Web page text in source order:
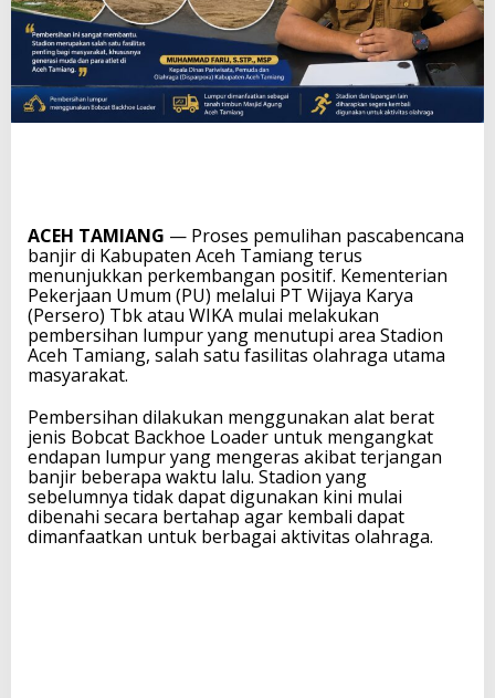
ACEH TAMIANG — Proses pemulihan pascabencana
banjir di Kabupaten Aceh Tamiang terus
menunjukkan perkembangan positif. Kementerian
Pekerjaan Umum (PU) melalui PT Wijaya Karya
(Persero) Tbk atau WIKA mulai melakukan
pembersihan lumpur yang menutupi area Stadion
Aceh Tamiang, salah satu fasilitas olahraga utama
masyarakat.
Pembersihan dilakukan menggunakan alat berat
jenis Bobcat Backhoe Loader untuk mengangkat
endapan lumpur yang mengeras akibat terjangan
banjir beberapa waktu lalu. Stadion yang
sebelumnya tidak dapat digunakan kini mulai
dibenahi secara bertahap agar kembali dapat
dimanfaatkan untuk berbagai aktivitas olahraga.